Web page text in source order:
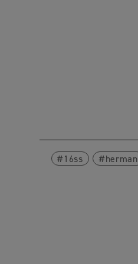
16ss herman